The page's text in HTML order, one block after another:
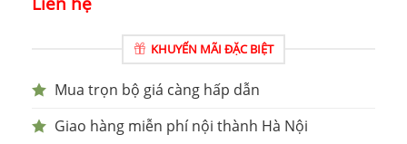
KHUYẾN MÃI ĐẶC BIỆT
Mua trọn bộ giá càng hấp dẫn
Giao hàng miễn phí nội thành Hà Nội